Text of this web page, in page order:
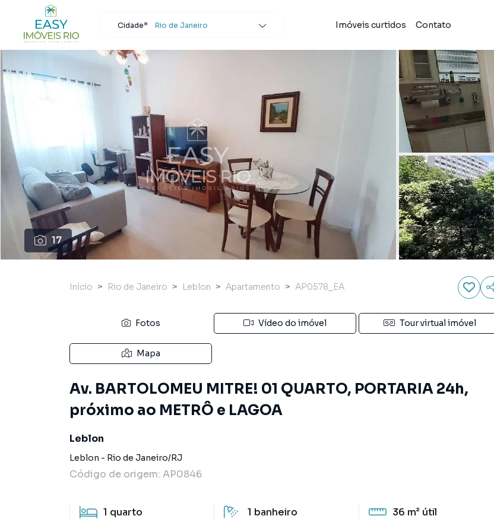
Cidade* Rio de Janeiro
Rio de Janeiro
Imóveis curtidos Contato
17
Início Rio de Janeiro Leblon Apartamento AP0578_EA
Fotos Vídeo do imóvel Tour virtual imóvel
Mapa
Av. BARTOLOMEU MITRE! 01 QUARTO, PORTARIA 24h,
próximo ao METRÔ e LAGOA
Leblon
Leblon - Rio de Janeiro/RJ
Código de origem: AP0846
1 quarto 1 banheiro 36 m² útil